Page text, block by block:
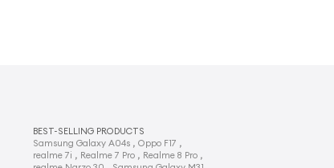
BEST-SELLING PRODUCTS
Samsung Galaxy A04s , Oppo F17 ,
realme 7i , Realme 7 Pro , Realme 8 Pro ,